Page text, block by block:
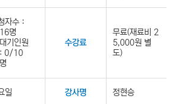
자수 :
명
대기인원
: 0/10
명
수강료
무료(재료비 2
5,000원 별
도)
일 강사명 정현승